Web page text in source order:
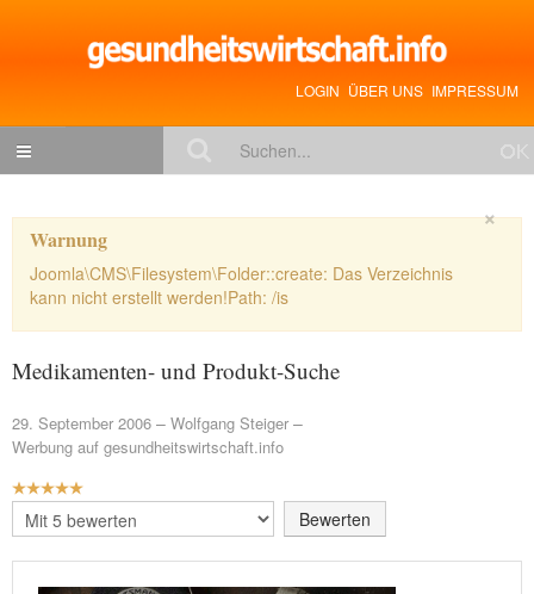
LOGIN ÜBER UNS IMPRESSUM
Gesundheitspolitik
Zukunftstrends
Management
Medizin & Pharma
Gesundheit
Mitglieder-Beiträge
NEUER BEITRAG
×
Warnung
Joomla\CMS\Filesystem\Folder::create: Das Verzeichnis
kann nicht erstellt werden!Path: /is
Medikamenten- und Produkt-Suche
29. September 2006
Wolfgang Steiger
Werbung auf gesundheitswirtschaft.info
BEWERTUNG:
Bitte
bewerten